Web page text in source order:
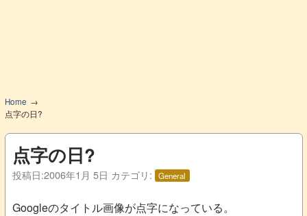
Home
点字の日?
点字の日?
投稿日:2006年1月 5日 カテゴリ: General
Googleのタイトル画像が点字になっている。